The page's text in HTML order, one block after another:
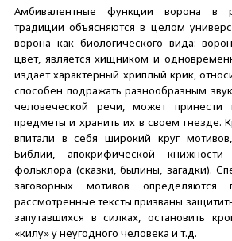
Амбивалентные функции ворона в
традиции объясняются в целом
ворона как биологического вида:
цвет, является хищником и
издает характерный хриплый крик,
способен подражать разнообразным
человеческой речи, может
предметы и хранить их в своем гнезде.
впитали в себя широкий круг
Библии, апокрифической
фольклора (сказки, былины, загадки).
заговорных мотивов определяются
рассмотренные тексты призваны
запутавшихся в силках, остановить
«килу» у неугодного человека и т.д.